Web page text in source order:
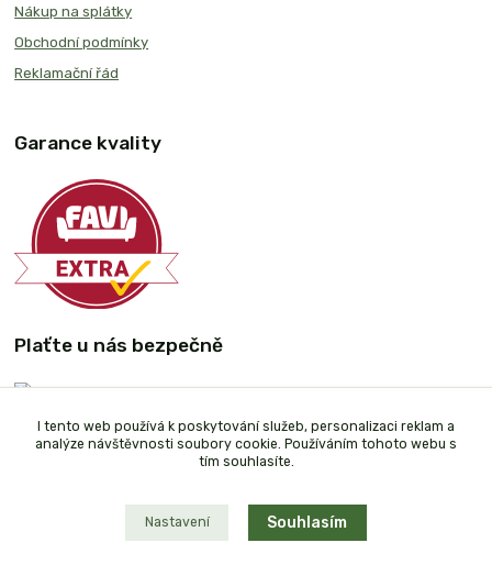
Nákup na splátky
Obchodní podmínky
Reklamační řád
Garance kvality
Plaťte u nás bezpečně
I tento web používá k poskytování služeb, personalizaci reklam a
analýze návštěvnosti soubory cookie. Používáním tohoto webu s
tím souhlasíte.
Nastavení Souhlasím